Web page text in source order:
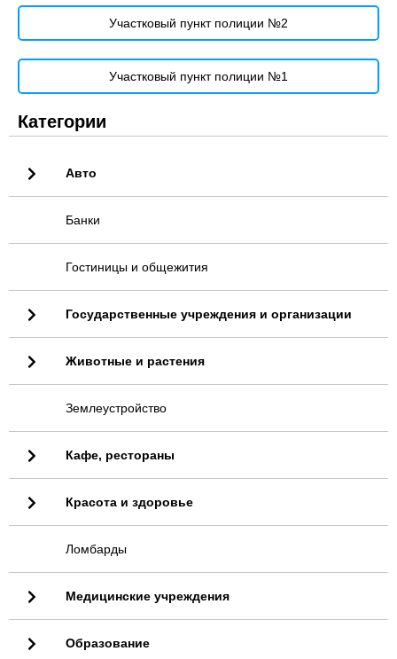
Участковый пункт полиции №2
Участковый пункт полиции №1
Категории
Авто
Банки
Гостиницы и общежития
Государственные учреждения и организации
Животные и растения
Землеустройство
Кафе, рестораны
Красота и здоровье
Ломбарды
Медицинские учреждения
Образование